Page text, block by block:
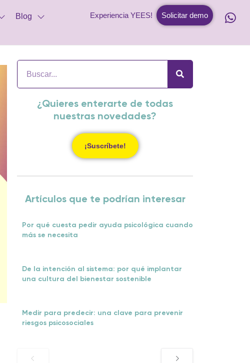
Blog Experiencia YEES! Solicitar demo
¿Quieres enterarte de todas
nuestras novedades?
¡Suscríbete!
Artículos que te podrían interesar
Por qué cuesta pedir ayuda psicológica cuando
más se necesita
De la intención al sistema: por qué implantar
una cultura del bienestar sostenible
Medir para predecir: una clave para prevenir
riesgos psicosociales